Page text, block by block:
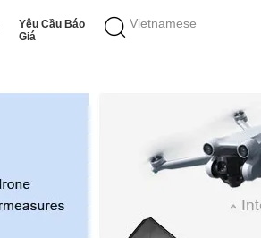
Vietnamese
Yêu Cầu Báo
Giá